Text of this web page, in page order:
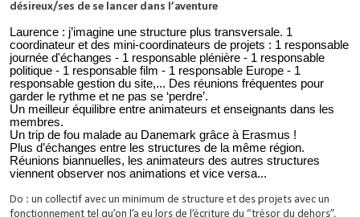
désireux/ses de se lancer dans l’aventure
Laurence : j’imagine une structure plus transversale. 1
coordinateur et des mini-coordinateurs de projets : 1 responsable
journée d'échanges - 1 responsable plénière - 1 responsable
politique - 1 responsable film - 1 responsable Europe - 1
responsable gestion du site,... Des réunions fréquentes pour
garder le rythme et ne pas se ‘perdre’.
Un meilleur équilibre entre animateurs et enseignants dans les
membres.
Un trip de fou malade au Danemark grâce à Erasmus !
Plus d’échanges entre les structures de la même région.
Réunions biannuelles, les animateurs des autres structures
viennent observer nos animations et vice versa...
Do : un collectif avec un minimum de structure et des projets avec un
fonctionnement tel qu’on l’a eu lors de l’écriture du “trésor du dehors”,